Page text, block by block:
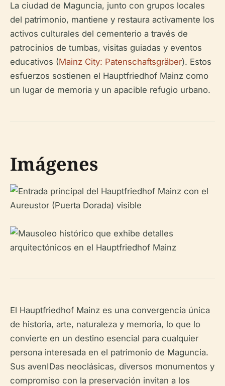
La ciudad de Maguncia, junto con grupos locales
del patrimonio, mantiene y restaura activamente los
activos culturales del cementerio a través de
patrocinios de tumbas, visitas guiadas y eventos
educativos (Mainz City: Patenschaftsgräber). Estos
esfuerzos sostienen el Hauptfriedhof Mainz como
un lugar de memoria y un apacible refugio urbano.
Imágenes
El Hauptfriedhof Mainz es una convergencia única
de historia, arte, naturaleza y memoria, lo que lo
convierte en un destino esencial para cualquier
persona interesada en el patrimonio de Maguncia.
Sus avenIDas neoclásicas, diversos monumentos y
compromiso con la preservación invitan a los